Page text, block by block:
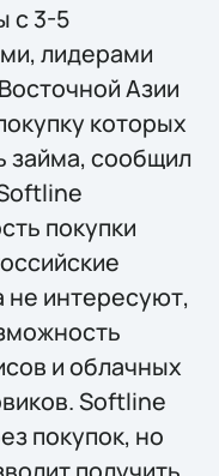
с 3-5
лидерами
Азии
которых
займа, сообщил
покупки
не интересуют,
и облачных
Softline
покупок, но